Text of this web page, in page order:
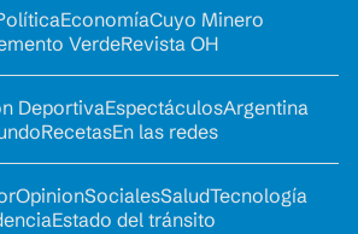
EconomíaCuyo Minero
VerdeRevista OH
DeportivaEspectáculosArgentina
RecetasEn las redes
OpinionSocialesSaludTecnología
Estado del tránsito